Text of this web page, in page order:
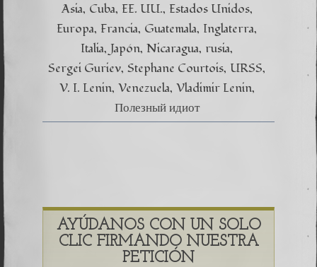
Asia Cuba EE. UU. Estados Unidos
Europa Francia Guatemala Inglaterra
Italia Japón Nicaragua rusia
Sergei Guriev Stephane Courtois URSS
V. I. Lenin Venezuela Vladimir Lenin
Полезный идиот
AYÚDANOS CON UN SOLO
CLIC FIRMANDO NUESTRA
PETICIÓN